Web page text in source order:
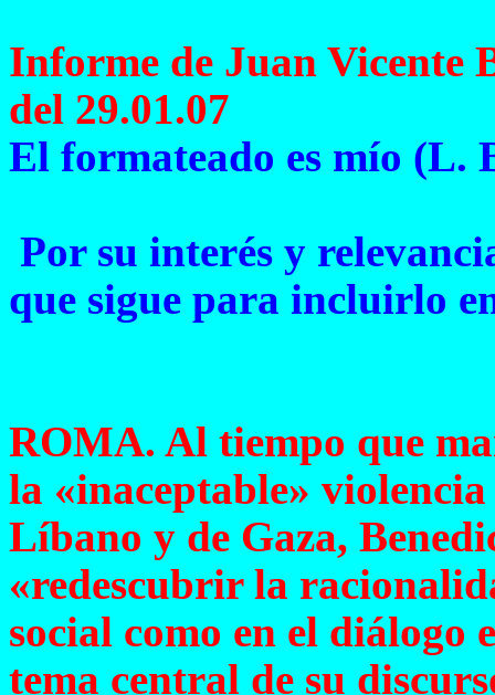
Informe de Juan Vicente
del 29.01.07
El formateado es mío (L.
Por su interés y
que sigue para incluirlo
ROMA. Al tiempo que
la «inaceptable»
Líbano y de Gaza,
«redescubrir la
social como en el diálogo
tema central de su